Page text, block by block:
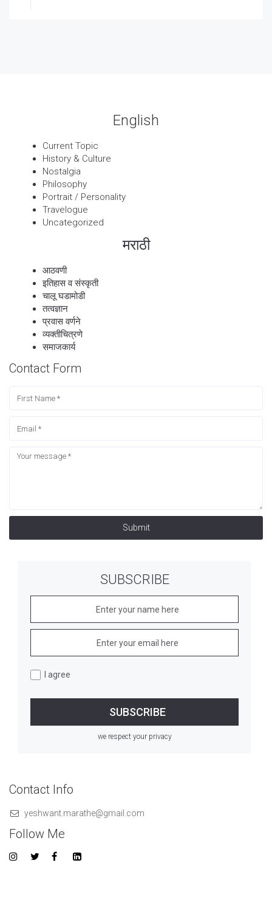
English
Current Topic
History & Culture
Nostalgia
Philosophy
Portrait / Personality
Travelogue
Uncategorized
मराठी
आठवणी
इतिहास व संस्कृती
चालू घडामोडी
तत्वज्ञान
प्रवास वर्णने
व्यक्तीचित्रणे
समाजकार्य
Contact Form
Submit
SUBSCRIBE
I agree
we respect your privacy
Contact Info
yeshwant.marathe@gmail.com
Follow Me